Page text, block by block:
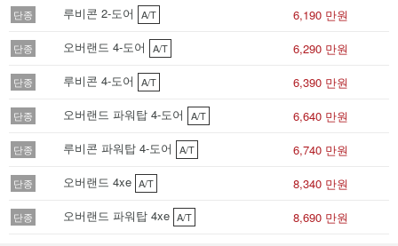
단종 루비콘 2-도어 A/T 6,190 만원
단종 오버랜드 4-도어 A/T 6,290 만원
단종 루비콘 4-도어 A/T 6,390 만원
단종 오버랜드 파워탑 4-도어 A/T 6,640 만원
단종 루비콘 파워탑 4-도어 A/T 6,740 만원
단종 오버랜드 4xe A/T 8,340 만원
단종 오버랜드 파워탑 4xe A/T 8,690 만원